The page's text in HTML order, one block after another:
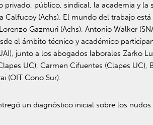
público, sindical, la academia y
(Achs). El mundo del trabajo
Gazmuri (Achs), Antonio Walker
el ámbito técnico y académico
junto a los abogados laborales Zarko
UC), Carmen Cifuentes (Clapes UC),
(OIT Cono Sur).
un diagnóstico inicial sobre los